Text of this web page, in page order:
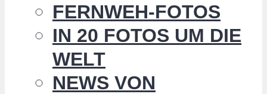
FERNWEH-FOTOS
IN 20 FOTOS UM DIE
WELT
NEWS VON